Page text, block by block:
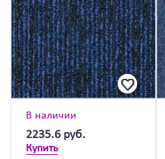
В наличии
2235.6 руб.
Купить